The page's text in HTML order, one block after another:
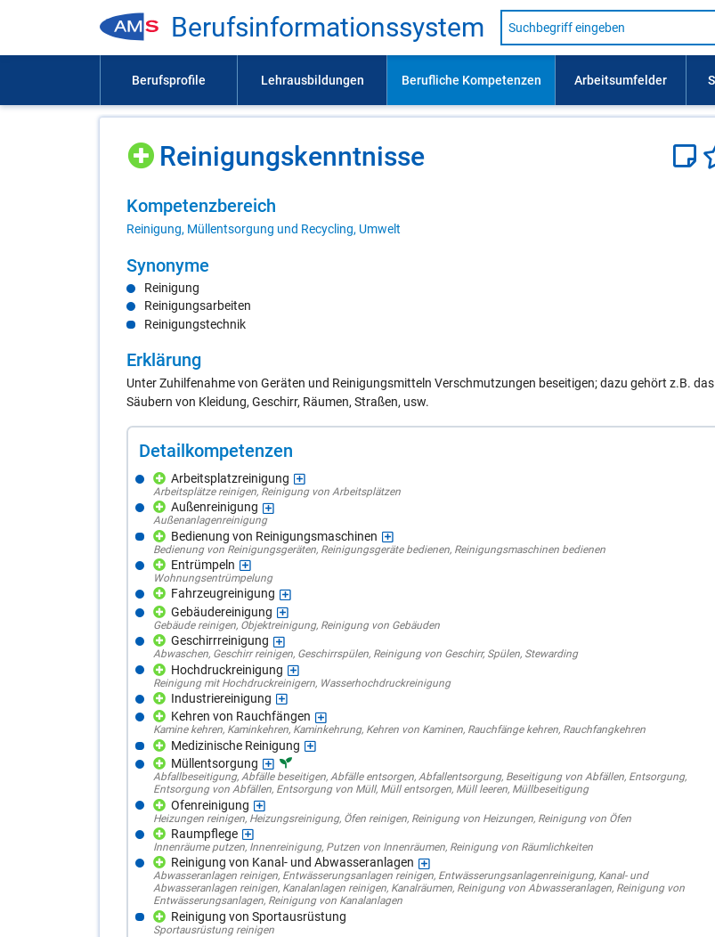
Be­rufs­in­for­ma­ti­ons­sys­tem
Suche
nach
Lehrausbildung,
usw.
Rei­ni­gungs­kennt­nis­se
Kom­pe­tenz­be­reich
Reinigung, Müllentsorgung und Recycling, Umwelt
Syn­ony­me
Reinigung
Reinigungsarbeiten
Reinigungstechnik
Er­klä­rung
Unter Zuhilfenahme von Geräten und Reinigungsmitteln Verschmutzungen beseitigen; dazu gehört z.B. das
Säubern von Kleidung, Geschirr, Räumen, Straßen, usw.
De­tail­kom­pe­ten­zen
Arbeitsplatzreinigung
Arbeitsplätze reinigen, Reinigung von Arbeitsplätzen
Außenreinigung
Außenanlagenreinigung
Bedienung von Reinigungsmaschinen
Bedienung von Reinigungsgeräten, Reinigungsgeräte bedienen, Reinigungsmaschinen bedienen
Entrümpeln
Wohnungsentrümpelung
Fahrzeugreinigung
Gebäudereinigung
Gebäude reinigen, Objektreinigung, Reinigung von Gebäuden
Geschirrreinigung
Abwaschen, Geschirr reinigen, Geschirrspülen, Reinigung von Geschirr, Spülen, Stewarding
Hochdruckreinigung
Reinigung mit Hochdruckreinigern, Wasserhochdruckreinigung
Industriereinigung
Kehren von Rauchfängen
Kamine kehren, Kaminkehren, Kaminkehrung, Kehren von Kaminen, Rauchfänge kehren, Rauchfangkehren
Medizinische Reinigung
Müllentsorgung
Abfallbeseitigung,Abfälle beseitigen,Abfälle entsorgen,Abfallentsorgung, Beseitigung von Abfällen, Entsorgung,
Entsorgung von Abfällen, Entsorgung von Müll, Müll entsorgen, Müll leeren, Müllbeseitigung
Ofenreinigung
Heizungen reinigen, Heizungsreinigung, Öfen reinigen, Reinigung von Heizungen, Reinigung von Öfen
Raumpflege
Innenräume putzen, Innenreinigung, Putzen von Innenräumen, Reinigung von Räumlichkeiten
Reinigung von Kanal- und Abwasseranlagen
Abwasseranlagen reinigen, Entwässerungsanlagen reinigen, Entwässerungsanlagenreinigung, Kanal- und
Abwasseranlagen reinigen, Kanalanlagen reinigen, Kanalräumen, Reinigung von Abwasseranlagen, Reinigung von
Entwässerungsanlagen, Reinigung von Kanalanlagen
Reinigung von Sportausrüstung
Sportausrüstung reinigen